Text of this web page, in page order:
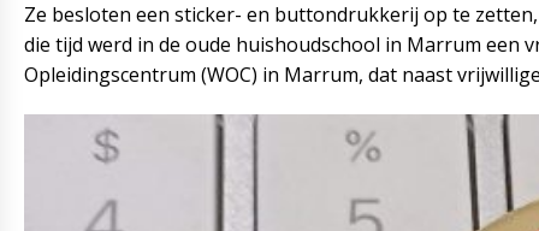
Ze besloten een sticker- en buttondrukkerij op te
die tijd werd in de oude huishoudschool in Marrum
Opleidingscentrum (WOC) in Marrum, dat naast